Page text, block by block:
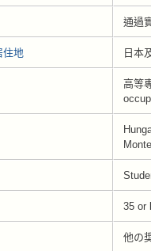
通過
住地 日本
高等
35 or
他の